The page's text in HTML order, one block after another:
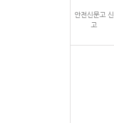
안전신문고 신
고